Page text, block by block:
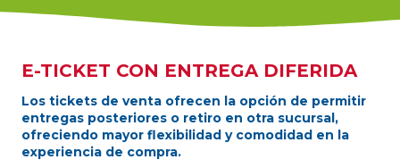
E-TICKET CON ENTREGA DIFERIDA
Los tickets de venta ofrecen la opción de permitir
entregas posteriores o retiro en otra sucursal,
ofreciendo mayor flexibilidad y comodidad en la
experiencia de compra.